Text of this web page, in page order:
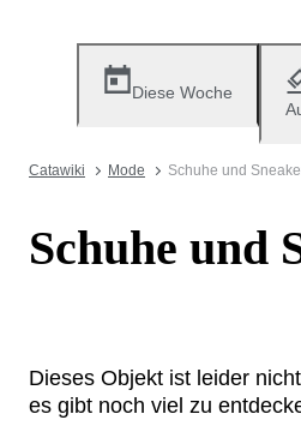
Diese Woche
Catawiki Mode Schuhe und
Schuhe und
Dieses Objekt ist leider
es gibt noch viel zu